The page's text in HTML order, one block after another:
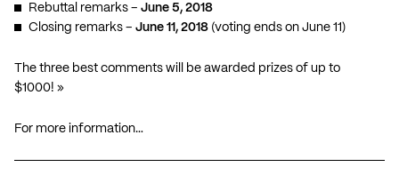
Rebuttal remarks – June 5, 2018
Closing remarks – June 11, 2018 (voting ends on June 11)
The three best comments will be awarded prizes of up to
$1000! »
For more information…